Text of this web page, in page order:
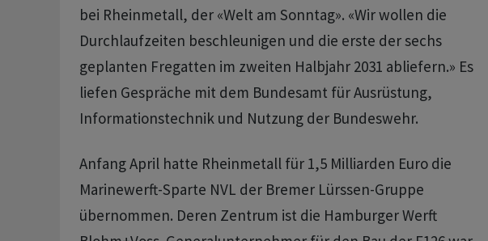
bei Rheinmetall, der «Welt am Sonntag». «Wir wollen die
Durchlaufzeiten beschleunigen und die erste der sechs
geplanten Fregatten im zweiten Halbjahr 2031 abliefern.» Es
liefen Gespräche mit dem Bundesamt für Ausrüstung,
Informationstechnik und Nutzung der Bundeswehr.
Anfang April hatte Rheinmetall für 1,5 Milliarden Euro die
Marinewerft-Sparte NVL der Bremer Lürssen-Gruppe
übernommen. Deren Zentrum ist die Hamburger Werft